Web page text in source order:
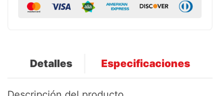
Detalles Especificaciones